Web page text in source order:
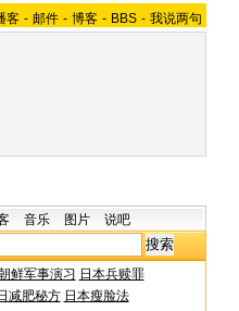
客 - 邮件 - 博客 - BBS - 我说两句
音乐 图片 说吧
鲜军事演习 日本兵赎罪
减肥秘方 日本瘦脸法